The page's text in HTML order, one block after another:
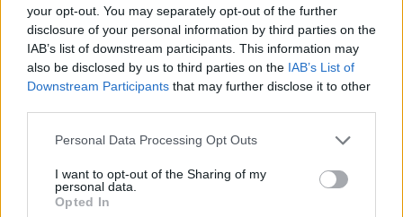
your opt-out. You may separately opt-out of the further
disclosure of your personal information by third parties on the
IAB’s list of downstream participants. This information may
also be disclosed by us to third parties on the IAB’s List of
Downstream Participants that may further disclose it to other
Personal Data Processing Opt Outs
I want to opt-out of the Sharing of my
personal data.
Opted In
Innsbruck Izmir
Jönköping